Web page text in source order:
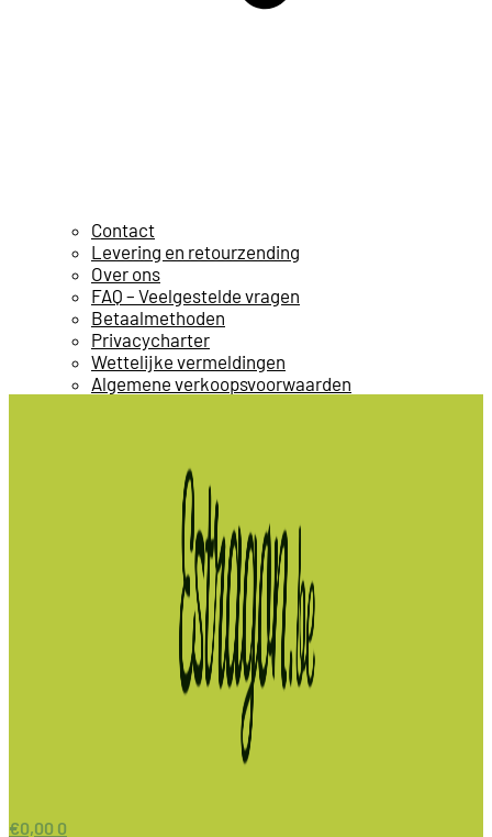
Contact
Levering en retourzending
Over ons
FAQ – Veelgestelde vragen
Betaalmethoden
Privacycharter
Wettelijke vermeldingen
Algemene verkoopsvoorwaarden
€0,00 0